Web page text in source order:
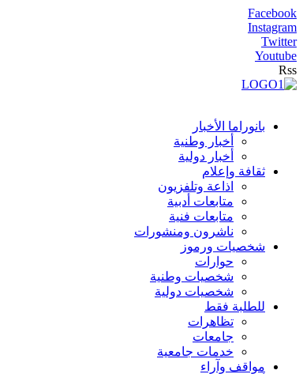
Facebook
Instagram
Twitter
Youtube
Rss
بانوراما الأخبار
أخبار وطنية
أخبار دولية
ثقافة وإعلام
اذاعة وتلفزيون
متابعات أدبية
متابعات فنية
ناشرون ومنشورات
شخصيات ورموز
حوارات
شخصيات وطنية
شخصيات دولية
للطلبة فقط
تظاهرات
جامعات
خدمات جامعية
مواقف وآراء